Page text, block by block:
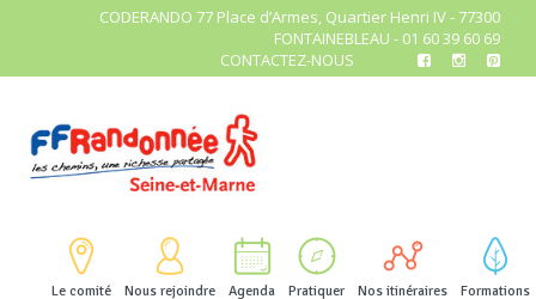
CODERANDO 77 Place d’Armes, Quartier Henri IV - 77300
FONTAINEBLEAU - 01 60 39 60 69
CONTACTEZ-NOUS
Le comité Nous rejoindre Agenda Pratiquer Nos itinéraires Formations